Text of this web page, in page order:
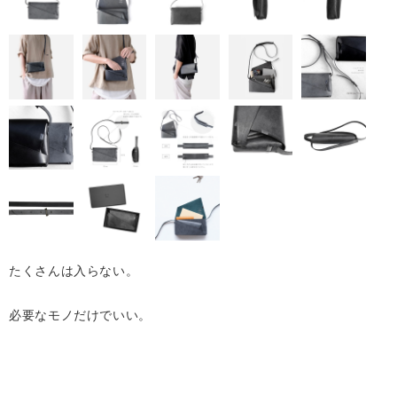
たくさんは入らない。
必要なモノだけでいい。